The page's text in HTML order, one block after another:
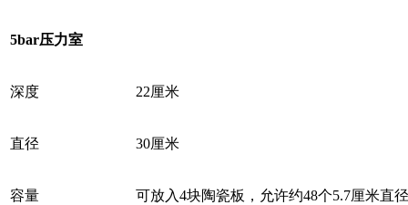
5bar压力室
深度 22厘米
直径 30厘米
容量 可放入4块陶瓷板，允许约48个5.7厘米直